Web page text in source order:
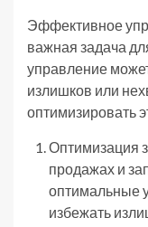
Эффективное
важная задача
управление
излишков или
оптимизировать
Оптимизация
продажах и
оптимальные
избежать